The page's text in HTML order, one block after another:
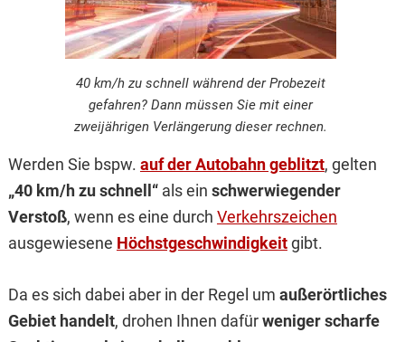
40 km/h zu schnell während der Probezeit
gefahren? Dann müssen Sie mit einer
zweijährigen Verlängerung dieser rechnen.
Werden Sie bspw. auf der Autobahn geblitzt, gelten
„40 km/h zu schnell“als ein schwerwiegender
Verstoß, wenn es eine durch Verkehrszeichen
ausgewiesene Höchstgeschwindigkeitgibt.
Da es sich dabei aber in der Regel um außerörtliches
Gebiet handelt, drohen Ihnen dafürweniger scharfe